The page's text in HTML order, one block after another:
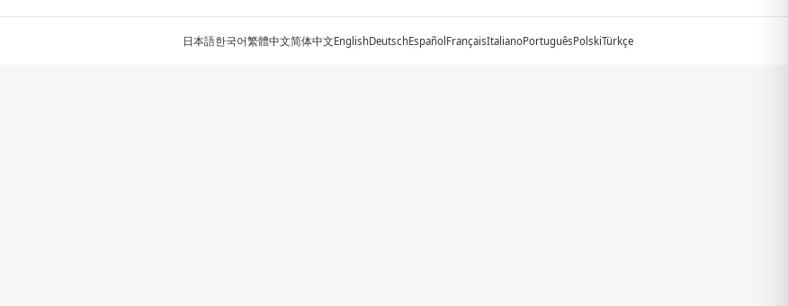
日本語한국어繁體中文简体中文EnglishDeutschEspañol FrançaisItalianoPortuguêsPolskiTürkçe